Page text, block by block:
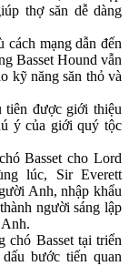
thợ săn dễ dàng
cách mạng dẫn đến
Basset Hound vẫn
kỹ năng săn thỏ và
tiên được giới thiệu
ý của giới quý tộc
Basset cho Lord
lúc, Sir Everett
Anh, nhập khẩu
người sáng lập
chó Basset tại triển
bước tiến quan